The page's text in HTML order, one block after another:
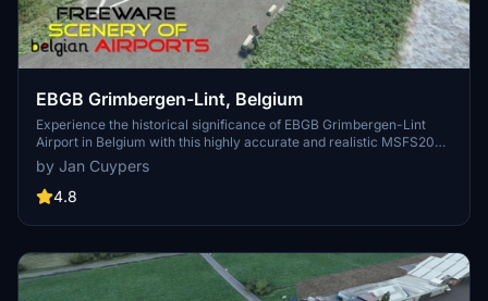
EBGB Grimbergen-Lint, Belgium
Experience the historical significance of EBGB Grimbergen-Lint
Airport in Belgium with this highly accurate and realistic MSFS2020
scenery add-on. Explore the airfields rich past, from its origins in
1939 to its closure in 1989, and witness the detailed self-made
buildings with photorealistic textures. Created by Jan Cuypers, this
immerse themselves in this unique aviation history.
by Jan Cuypers
4.8